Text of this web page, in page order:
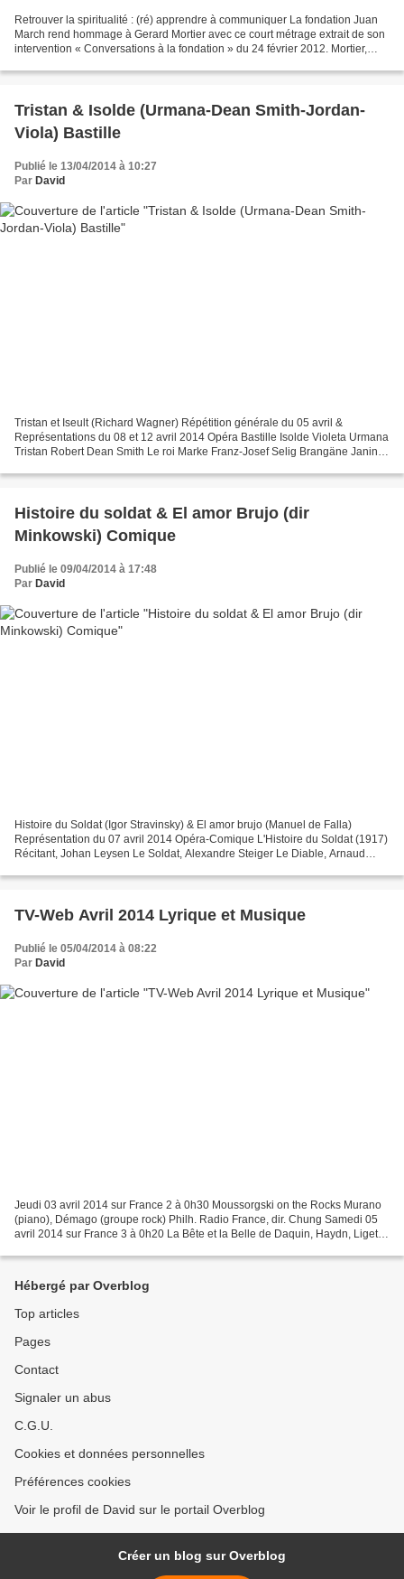
Retrouver la spiritualité : (ré) apprendre à communiquer La fondation Juan
March rend hommage à Gerard Mortier avec ce court métrage extrait de son
intervention « Conversations à la fondation » du 24 février 2012. Mortier,
Tristan & Isolde (Urmana-Dean Smith-Jordan-
Viola) Bastille
Publié le 13/04/2014 à 10:27
Par David
Tristan et Iseult (Richard Wagner) Répétition générale du 05 avril &
Représentations du 08 et 12 avril 2014 Opéra Bastille Isolde Violeta Urmana
Tristan Robert Dean Smith Le roi Marke Franz-Josef Selig Brangäne Janina
Histoire du soldat & El amor Brujo (dir
Minkowski) Comique
Publié le 09/04/2014 à 17:48
Par David
Histoire du Soldat (Igor Stravinsky) & El amor brujo (Manuel de Falla)
Représentation du 07 avril 2014 Opéra-Comique L'Histoire du Soldat (1917)
Récitant, Johan Leysen Le Soldat, Alexandre Steiger Le Diable, Arnaud
TV-Web Avril 2014 Lyrique et Musique
Publié le 05/04/2014 à 08:22
Par David
Jeudi 03 avril 2014 sur France 2 à 0h30 Moussorgski on the Rocks Murano
(piano), Démago (groupe rock) Philh. Radio France, dir. Chung Samedi 05
avril 2014 sur France 3 à 0h20 La Bête et la Belle de Daquin, Haydn, Ligeti,
Hébergé par Overblog
Top articles
Pages
Contact
Signaler un abus
C.G.U.
Cookies et données personnelles
Préférences cookies
Voir le profil de David sur le portail Overblog
Créer un blog sur Overblog